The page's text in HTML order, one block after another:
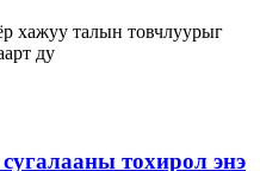
хажуу талын товчлуурыг
ду
тохирол энэ